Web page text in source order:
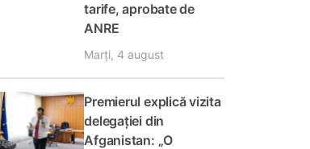
tarife, aprobate de
ANRE
Marți, 4 august
Premierul explică vizita
delegației din
Afganistan: „O